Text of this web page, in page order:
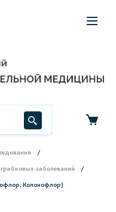
заболеваний
Колонофлор)